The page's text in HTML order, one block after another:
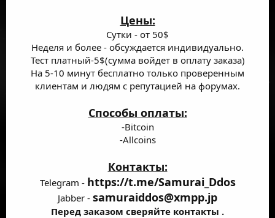
Цены:
Сутки - от 50$
Неделя и более - обсуждается индивидуально.
Тест платный-5$(сумма войдет в оплату заказа)
На 5-10 минут бесплатно только проверенным
клиентам и людям с репутацией на форумах.
Способы оплаты:
-Bitcoin
-Allcoins
Контакты:
Telegram - https://t.me/Samurai_Ddos
Jabber - samuraiddos@xmpp.jp
Перед заказом сверяйте контакты .